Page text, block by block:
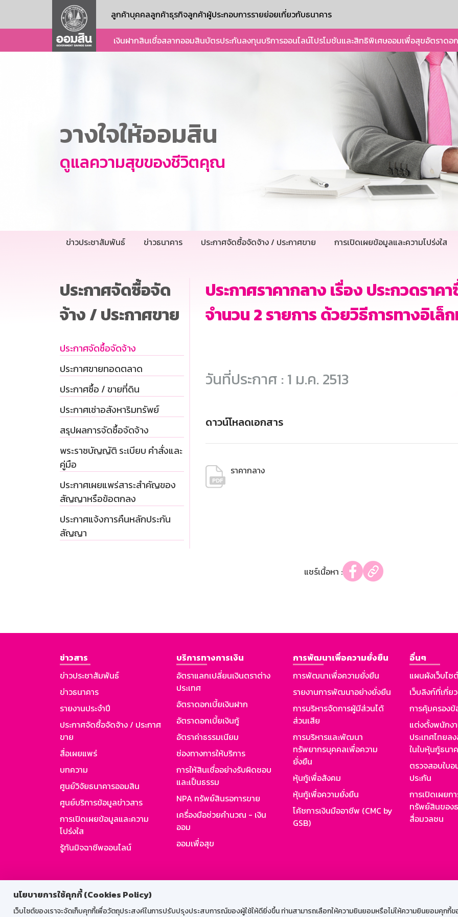
นโยบายการใช้คุกกี้ (Cookies Policy)
เว็บไซต์ของเราจะจัดเก็บคุกกี้เพื่อวัตถุประสงค์ในการปรับปรุงประสบการณ์ของผู้ใช้ให้ดียิ่งขึ้น ท่านสามารถเลือกให้ความยินยอมหรือไม่ให้ความยินยอมคุกกี้ข
ลูกค้าบุคคลลูกค้าธุรกิจลูกค้าผู้ประกอบการรายย่อยเกี่ยวกับธนาคาร
เงินฝากสินเชื่อสลากออมสินบัตรประกันลงทุนบริการออนไลน์โปรโมชันและสิทธิพิเศษออมเพื่อสุขอัตราดอ
วางใจให้ออมสิน
ดูแลความสุขของชีวิตคุณ
ข่าวประชาสัมพันธ์ ข่าวธนาคาร ประกาศจัดซื้อจัดจ้าง / ประกาศขาย การเปิดเผยข้อมูลและความโปร่งใส
ประกาศจัดซื้อจัด
จ้าง / ประกาศขาย
ประกาศจัดซื้อจัดจ้าง
ประกาศขายทอดตลาด
ประกาศซื้อ / ขายที่ดิน
ประกาศเช่าอสังหาริมทรัพย์
สรุปผลการจัดซื้อจัดจ้าง
พระราชบัญญัติ ระเบียบ คำสั่งและ
คู่มือ
ประกาศเผยแพร่สาระสำคัญของ
สัญญาหรือข้อตกลง
ประกาศแจ้งการคืนหลักประกัน
สัญญา
ประกาศราคากลาง เรื่อง ประกวดรา
จำนวน 2 รายการ ด้วยวิธีการทางอิเล็
วันที่ประกาศ : 1 ม.ค. 2513
ดาวน์โหลดเอกสาร
ราคากลาง
แชร์เนื้อหา :
ข่าวสาร
ข่าวประชาสัมพันธ์
ข่าวธนาคาร
รายงานประจำปี
ประกาศจัดซื้อจัดจ้าง / ประกาศ
ขาย
สื่อเผยแพร่
บทความ
ศูนย์วิจัยธนาคารออมสิน
ศูนย์บริการข้อมูลข่าวสาร
การเปิดเผยข้อมูลและความ
โปร่งใส
รู้ทันมิจฉาชีพออนไลน์
บริการทางการเงิน
อัตราแลกเปลี่ยนเงินตราต่าง
ประเทศ
อัตราดอกเบี้ยเงินฝาก
อัตราดอกเบี้ยเงินกู้
อัตราค่าธรรมเนียม
ช่องทางการให้บริการ
การให้สินเชื่ออย่างรับผิดชอบ
และเป็นธรรม
NPA ทรัพย์สินรอการขาย
เครื่องมือช่วยคำนวณ - เงิน
ออม
ออมเพื่อสุข
การพัฒนาเพื่อความยั่งยืน
การพัฒนาเพื่อความยั่งยืน
รายงานการพัฒนาอย่างยั่งยืน
การบริหารจัดการผู้มีส่วนได้
ส่วนเสีย
การบริหารและพัฒนา
ทรัพยากรบุคคลเพื่อความ
ยั่งยืน
หุ้นกู้เพื่อสังคม
หุ้นกู้เพื่อความยั่งยืน
โค้ชการเงินมืออาชีพ (CMC by
GSB)
อื่นๆ
แผนผังเว็บไซ
เว็บลิงก์ที่เกี่ย
การคุ้มครอง
แต่งตั้งพนักง
ประเทศไทยล
ในใบหุ้นกู้ธนา
ตรวจสอบใบ
ประกัน
การเปิดเผยก
ทรัพย์สินของ
สื่อมวลชน